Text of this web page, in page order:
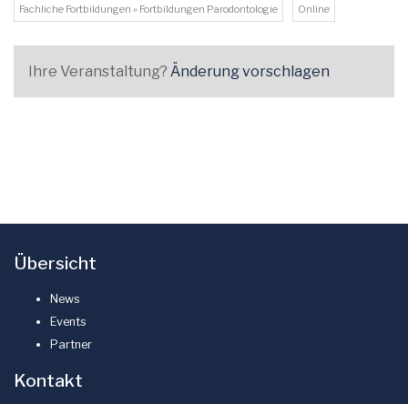
Fachliche Fortbildungen » Fortbildungen Parodontologie
Online
Ihre Veranstaltung? Änderung vorschlagen
Übersicht
News
Events
Partner
Kontakt